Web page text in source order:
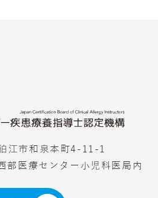
江市和泉本町4-11-1
部医療センター小児科医局内